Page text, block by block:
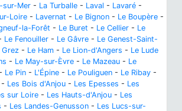
sur-Mer - La Turballe - Laval - Lavaré -
Loire - Lavernat - Le Bignon - Le Boupère -
la-Forêt - Le Buret - Le Cellier - Le
Le Fenouiller - Le Gâvre - Le Genest-Saint-
Grez - Le Ham - Le Lion-d'Angers - Le Lude
- Le May-sur-Èvre - Le Mazeau - Le
- Le Pin - L'Épine - Le Pouliguen - Le Ribay -
- Les Bois d'Anjou - Les Epesses - Les
sur Loire - Les Hauts-d'Anjou - Les
- Les Landes-Genusson - Les Lucs-sur-